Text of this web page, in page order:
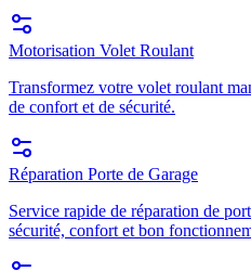
Motorisation Volet Roulant
Transformez votre volet roulant
de confort et de sécurité.
Réparation Porte de Garage
Service rapide de réparation de
sécurité, confort et bon